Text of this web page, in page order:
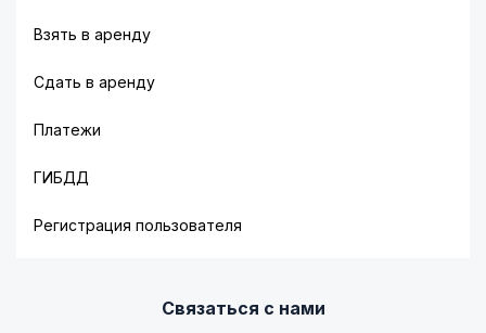
Взять в аренду
Сдать в аренду
Платежи
ГИБДД
Регистрация пользователя
Связаться с нами